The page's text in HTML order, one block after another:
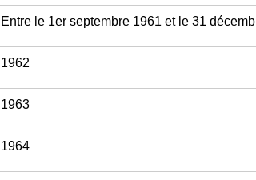
Entre le 1er septembre 1961 et le 31
1962
1963
1964